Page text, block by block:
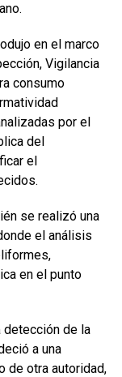
en el marco
Vigilancia
consumo
por el
del
el
se realizó una
el análisis
en el punto
detección de la
a una
de otra autoridad,